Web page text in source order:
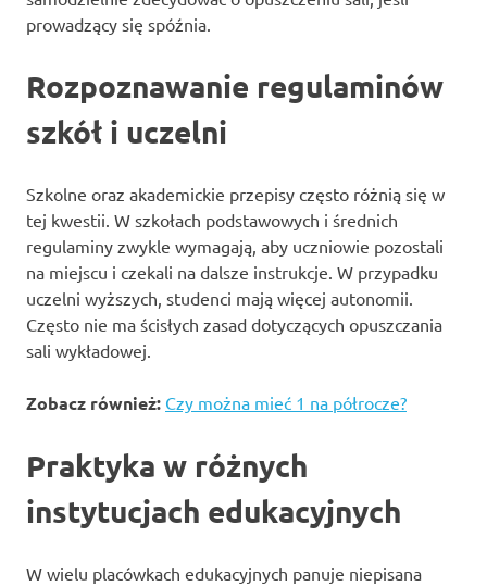
prowadzący się spóźnia.
Rozpoznawanie regulaminów
szkół i uczelni
Szkolne oraz akademickie przepisy często różnią się w
tej kwestii. W szkołach podstawowych i średnich
regulaminy zwykle wymagają, aby uczniowie pozostali
na miejscu i czekali na dalsze instrukcje. W przypadku
uczelni wyższych, studenci mają więcej autonomii.
Często nie ma ścisłych zasad dotyczących opuszczania
sali wykładowej.
Zobacz również: Czy można mieć 1 na półrocze?
Praktyka w różnych
instytucjach edukacyjnych
W wielu placówkach edukacyjnych panuje niepisana